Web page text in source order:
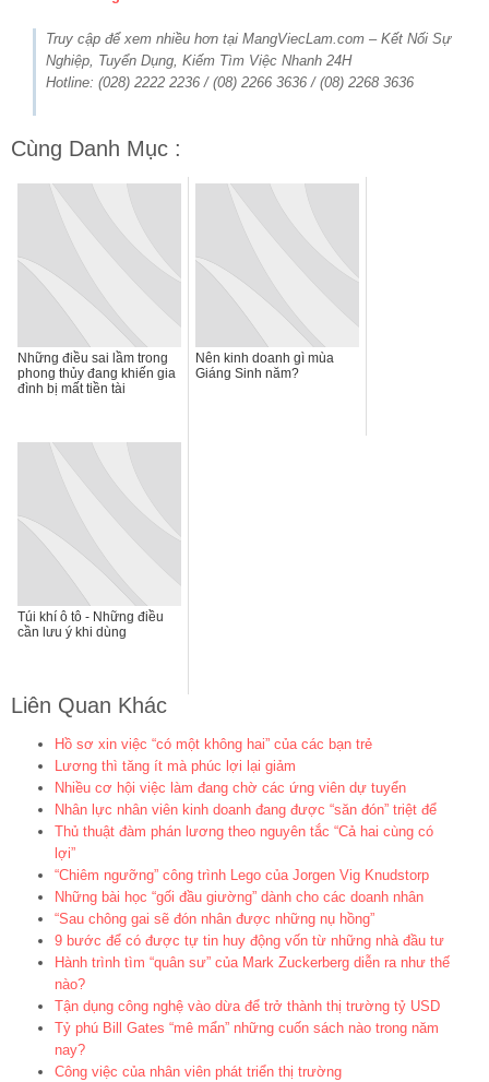
Truy cập để xem nhiều hơn tại MangViecLam.com – Kết Nối Sự
Nghiệp, Tuyển Dụng, Kiếm Tìm Việc Nhanh 24H
Hotline: (028) 2222 2236 / (08) 2266 3636 / (08) 2268 3636
Cùng Danh Mục :
Những điều sai lầm trong
phong thủy đang khiến gia
đình bị mất tiền tài
Nên kinh doanh gì mùa
Giáng Sinh năm?
Túi khí ô tô - Những điều
cần lưu ý khi dùng
Liên Quan Khác
Hồ sơ xin việc “có một không hai” của các bạn trẻ
Lương thì tăng ít mà phúc lợi lại giảm
Nhiều cơ hội việc làm đang chờ các ứng viên dự tuyển
Nhân lực nhân viên kinh doanh đang được “săn đón” triệt để
Thủ thuật đàm phán lương theo nguyên tắc “Cả hai cùng có
lợi”
“Chiêm ngưỡng” công trình Lego của Jorgen Vig Knudstorp
Những bài học “gối đầu giường” dành cho các doanh nhân
“Sau chông gai sẽ đón nhân được những nụ hồng”
9 bước để có được tự tin huy động vốn từ những nhà đầu tư
Hành trình tìm “quân sư” của Mark Zuckerberg diễn ra như thế
nào?
Tận dụng công nghệ vào dừa để trở thành thị trường tỷ USD
Tỷ phú Bill Gates “mê mẩn” những cuốn sách nào trong năm
nay?
Công việc của nhân viên phát triển thị trường